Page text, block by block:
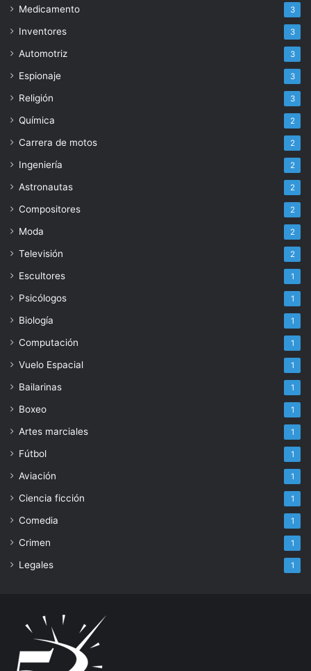
Medicamento 3
Inventores 3
Automotriz 3
Espionaje 3
Religión 3
Química 2
Carrera de motos 2
Ingeniería 2
Astronautas 2
Compositores 2
Moda 2
Televisión 2
Escultores 1
Psicólogos 1
Biología 1
Computación 1
Vuelo Espacial 1
Bailarinas 1
Boxeo 1
Artes marciales 1
Fútbol 1
Aviación 1
Ciencia ficción 1
Comedia 1
Crimen 1
Legales 1